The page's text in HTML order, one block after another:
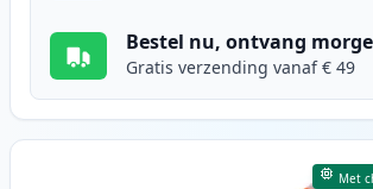
Bestel nu, ontvang
Gratis verzending vanaf € 49
Met